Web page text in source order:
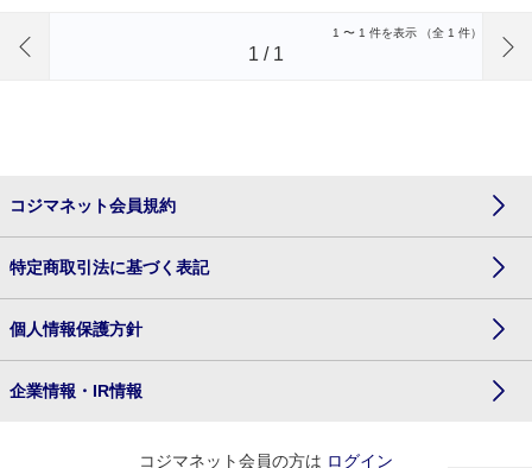
1 〜 1 件を表示 （全 1 件）
1 / 1
コジマネット会員規約
特定商取引法に基づく表記
個人情報保護方針
企業情報・IR情報
コジマネット会員の方は ログイン